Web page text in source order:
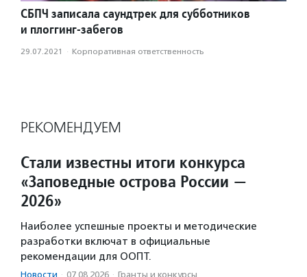
СБПЧ записала саундтрек для субботников
и плоггинг-забегов
29.07.2021 · Корпоративная ответственность
РЕКОМЕНДУЕМ
Стали известны итоги конкурса
«Заповедные острова России —
2026»
Наиболее успешные проекты и методические
разработки включат в официальные
рекомендации для ООПТ.
Новости · 07.08.2026 · Гранты и конкурсы